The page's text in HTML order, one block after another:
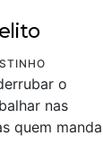
o
nas
quem manda